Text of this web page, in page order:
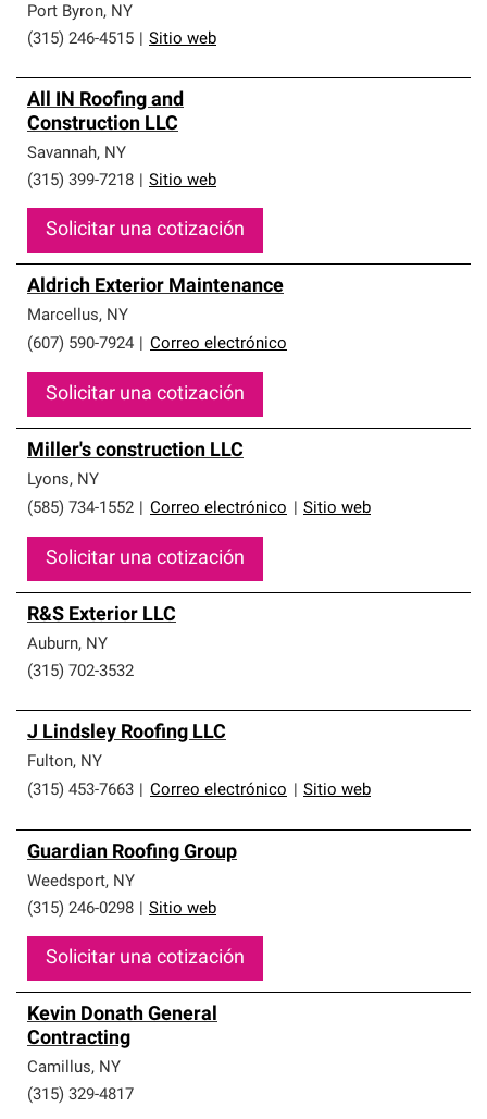
que cumplen con altos estándares y requisitos estrictos
de profesionalismo y confiabilidad.
Port Byron, NY
(315) 246-4515
Sitio web
All IN Roofing and
Construction LLC
Savannah, NY
(315) 399-7218
Sitio web
Solicitar una cotización
Aldrich Exterior Maintenance
Marcellus, NY
(607) 590-7924
Correo electrónico
Solicitar una cotización
Miller's construction LLC
Lyons, NY
(585) 734-1552
Correo electrónico Sitio web
Solicitar una cotización
R&S Exterior LLC
Auburn, NY
(315) 702-3532
J Lindsley Roofing LLC
Fulton, NY
(315) 453-7663
Correo electrónico Sitio web
Guardian Roofing Group
Weedsport, NY
(315) 246-0298
Sitio web
Solicitar una cotización
Kevin Donath General
Contracting
Camillus, NY
(315) 329-4817